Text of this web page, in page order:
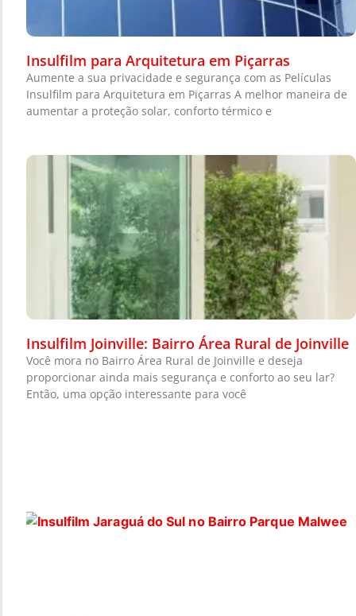
Insulfilm para Arquitetura em Piçarras
Aumente a sua privacidade e segurança com as Películas
Insulfilm para Arquitetura em Piçarras A melhor maneira de
aumentar a proteção solar, conforto térmico e
Insulfilm Joinville: Bairro Área Rural de Joinville
Você mora no Bairro Área Rural de Joinville e deseja
proporcionar ainda mais segurança e conforto ao seu lar?
Então, uma opção interessante para você